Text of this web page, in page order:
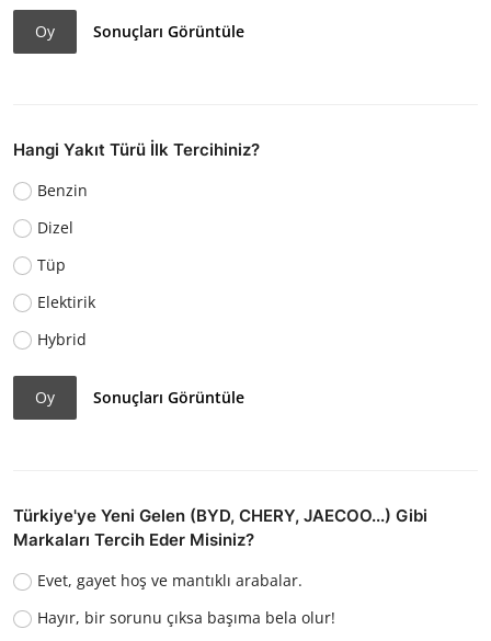
Oy Sonuçları Görüntüle
Hangi Yakıt Türü İlk Tercihiniz?
Benzin
Dizel
Tüp
Elektirik
Hybrid
Oy Sonuçları Görüntüle
Türkiye'ye Yeni Gelen (BYD, CHERY, JAECOO...) Gibi
Markaları Tercih Eder Misiniz?
Evet, gayet hoş ve mantıklı arabalar.
Hayır, bir sorunu çıksa başıma bela olur!